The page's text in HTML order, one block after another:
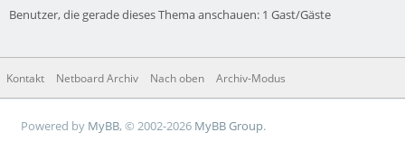
Benutzer, die gerade dieses Thema anschauen: 1 Gast/Gäste
Kontakt Netboard Archiv Nach oben Archiv-Modus
Powered by MyBB, © 2002-2026 MyBB Group.